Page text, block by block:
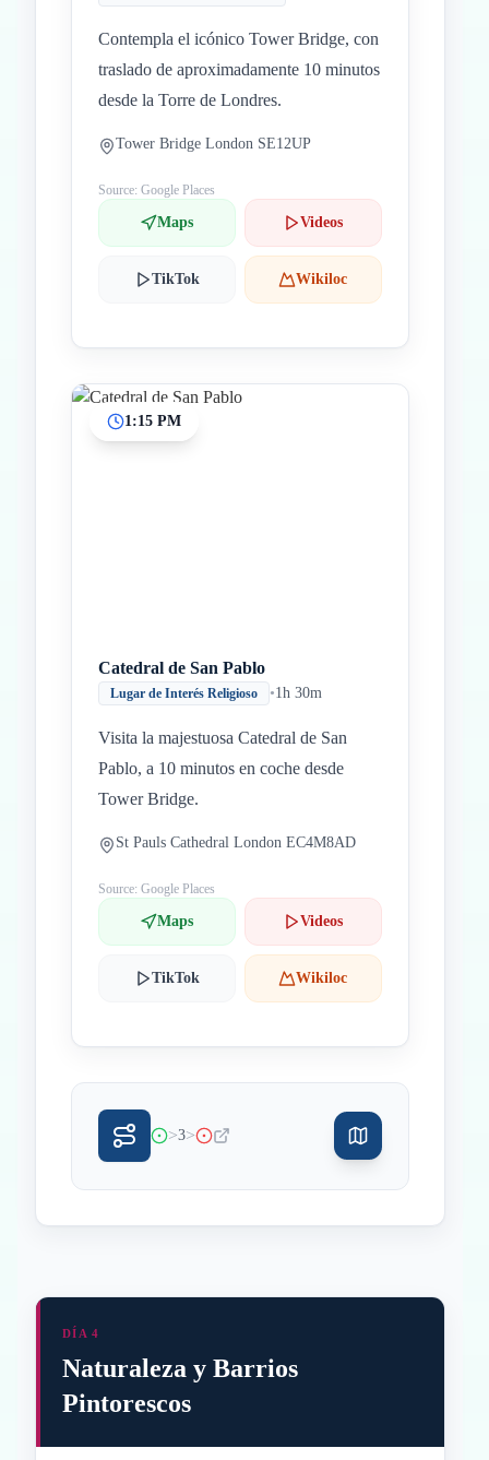
Contempla el icónico Tower Bridge, con
traslado de aproximadamente 10 minutos
desde la Torre de Londres.
Tower Bridge London SE12UP
Source: Google Places
Maps Videos
TikTok Wikiloc
1:15 PM
Catedral de San Pablo
Lugar de Interés Religioso •1h 30m
Visita la majestuosa Catedral de San
Pablo, a 10 minutos en coche desde
Tower Bridge.
St Pauls Cathedral London EC4M8AD
Source: Google Places
Maps Videos
TikTok Wikiloc
>3>
DÍA 4
Naturaleza y Barrios
Pintorescos